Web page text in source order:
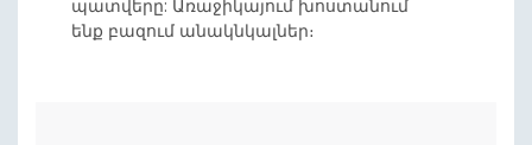
պատվերը: Առաջիկայում խոստանում
ենք բազում անակնկալներ։